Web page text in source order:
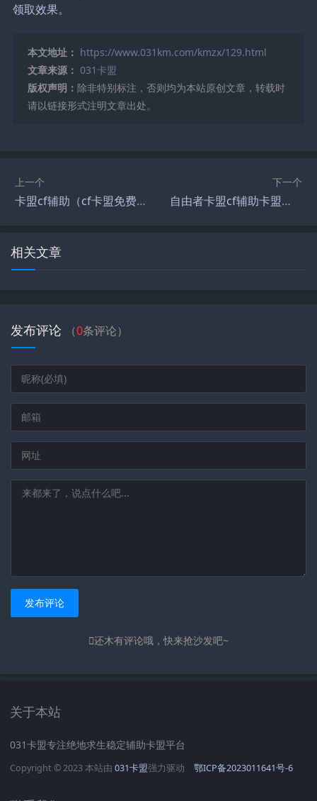
领取效果。
本文地址： https://www.031km.com/kmzx/129.html
文章来源： 031卡盟
版权声明： 除非特别标注，否则均为本站原创文章，转载时
请以链接形式注明文章出处。
上一个
卡盟cf辅助（cf卡盟免费批量送永久的辅助）
下一个
自由者卡盟cf辅助卡盟（自由卡盟87dl）
相关文章
发布评论 （0条评论）
发布评论
还木有评论哦，快来抢沙发吧~
关于本站
031卡盟专注绝地求生稳定辅助卡盟平台
Copyright © 2023 本站由 031卡盟强力驱动 鄂ICP备2023011641号-6